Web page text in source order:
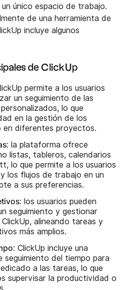
único espacio de trabajo.
de una herramienta de
incluye algunos
de ClickUp
permite a los usuarios
un seguimiento de las
lo que
en la gestión de los
en diferentes proyectos.
: la plataforma ofrece
listas, tableros, calendarios
lo que permite a los usuarios
los flujos de trabajo en un
a sus preferencias.
: los usuarios pueden
seguimiento y gestionar
alineando tareas y
más amplios.
: ClickUp incluye una
seguimiento del tiempo para
a las tareas, lo que
supervisar la productividad o